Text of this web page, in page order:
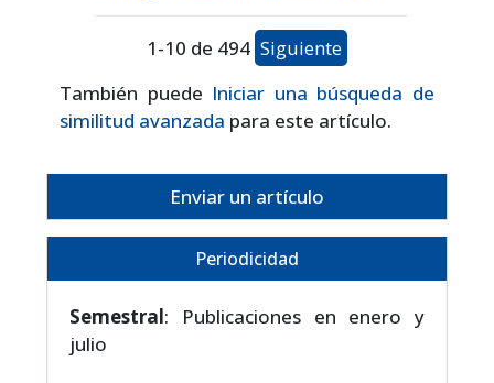
1-10 de 494 Siguiente
También puede Iniciar una búsqueda de
similitud avanzada para este artículo.
Enviar un artículo
Periodicidad
Semestral: Publicaciones en enero y
julio